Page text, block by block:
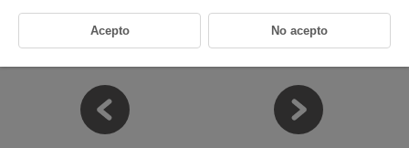
Todas las demás marcas comerciales son propiedad de sus
respectivos dueños.
Acepto No acepto